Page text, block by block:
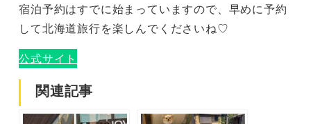
宿泊予約はすでに始まっていますので、早めに予約
して北海道旅行を楽しんでくださいね♡
公式サイト
関連記事